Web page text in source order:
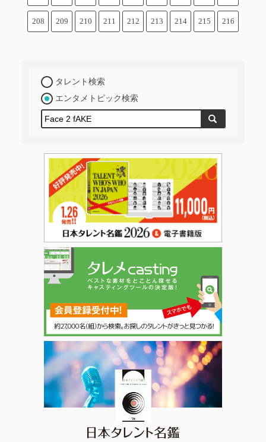
208 209 210 211 212 213 214 215 216
タレント検索
エンタメトピック検索
日本タレント名鑑